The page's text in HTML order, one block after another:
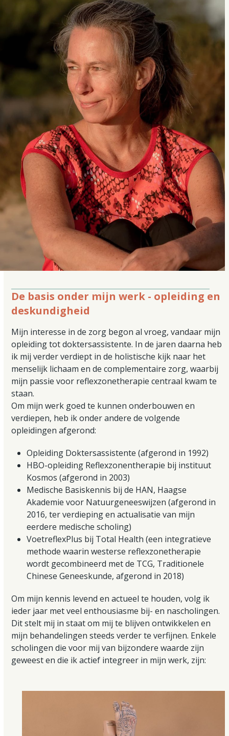
De basis onder mijn werk - opleiding en
deskundigheid
Mijn interesse in de zorg begon al vroeg, vandaar mijn
opleiding tot doktersassistente. In de jaren daarna heb
ik mij verder verdiept in de holistische kijk naar het
menselijk lichaam en de complementaire zorg, waarbij
mijn passie voor reflexzonetherapie centraal kwam te
staan.
Om mijn werk goed te kunnen onderbouwen en
verdiepen, heb ik onder andere de volgende
opleidingen afgerond:
Opleiding Doktersassistente (afgerond in 1992)
HBO-opleiding Reflexzonentherapie bij instituut
Kosmos (afgerond in 2003)
Medische Basiskennis bij de HAN, Haagse
Akademie voor Natuurgeneeswijzen (afgerond in
2016, ter verdieping en actualisatie van mijn
eerdere medische scholing)
VoetreflexPlus bij Total Health (een integratieve
methode waarin westerse reflexzonetherapie
wordt gecombineerd met de TCG, Traditionele
Chinese Geneeskunde, afgerond in 2018)
Om mijn kennis levend en actueel te houden, volg ik
ieder jaar met veel enthousiasme bij- en nascholingen.
Dit stelt mij in staat om mij te blijven ontwikkelen en
mijn behandelingen steeds verder te verfijnen. Enkele
scholingen die voor mij van bijzondere waarde zijn
geweest en die ik actief integreer in mijn werk, zijn: